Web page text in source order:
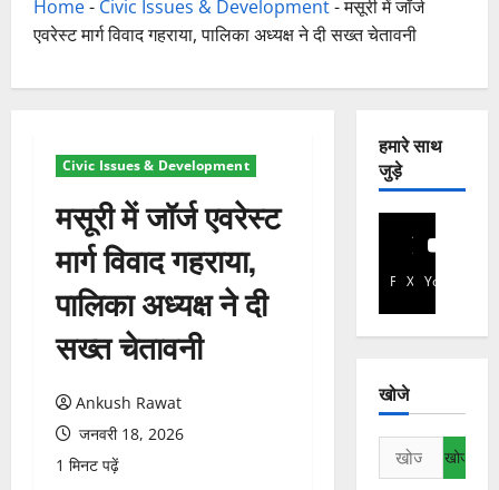
Home- Civic Issues & Development-मसूरी में जॉर्ज
एवरेस्ट मार्ग विवाद गहराया, पालिका अध्यक्ष ने दी सख्त चेतावनी
Civic Issues & Development
मसूरी में जॉर्ज एवरेस्ट
मार्ग विवाद गहराया,
पालिका अध्यक्ष ने दी
सख्त चेतावनी
Ankush Rawat
जनवरी 18, 2026
1 मिनट पढ़ें
हमारे साथ
जुड़े
Facebook
X YouTube
खोजे
निम्न
को